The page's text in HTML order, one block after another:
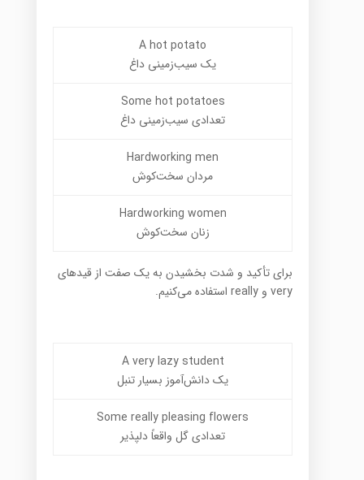
A hot potato
یک سیب‌زمینی داغ
Some hot potatoes
تعدادی سیب‌زمینی داغ
Hardworking men
مردان سخت‌کوش
Hardworking women
زنان سخت‌کوش
برای تأکید و شدت بخشیدن به یک صفت از قیدهای
very و really استفاده می‌کنیم.
A very lazy student
یک دانش‌آموز بسیار تنبل
Some really pleasing flowers
تعدادی گل واقعاً دلپذیر